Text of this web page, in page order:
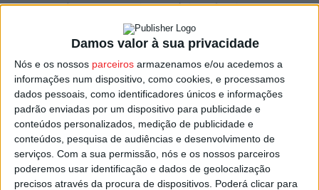
Damos valor à sua privacidade
Nós e os nossos parceiros armazenamos e/ou acedemos a
informações num dispositivo, como cookies, e processamos
dados pessoais, como identificadores únicos e informações
padrão enviadas por um dispositivo para publicidade e
conteúdos personalizados, medição de publicidade e
conteúdos, pesquisa de audiências e desenvolvimento de
serviços. Com a sua permissão, nós e os nossos parceiros
poderemos usar identificação e dados de geolocalização
precisos através da procura de dispositivos. Poderá clicar para
O senegalês Sekou Tandiang, médio defensivo, tem 18
anos e jogava nos juniores do Hoffenheim.
Tiago Luís, 18 anos, defesa central, chega do Casa Pia,
depois e ter passado pela formação do Benfica.
Wesley Juan, brasileiro de 19 anos, joga também no setor
mais recuado e jogava no Clube Ska Brasil, e tem no
Académico de Viseu a sua primeira aventura no futebol
europeu.